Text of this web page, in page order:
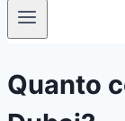
Quanto